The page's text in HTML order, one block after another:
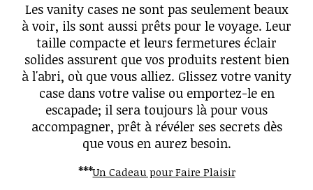
Les vanity cases ne sont pas seulement beaux
à voir, ils sont aussi prêts pour le voyage. Leur
taille compacte et leurs fermetures éclair
solides assurent que vos produits restent bien
à l'abri, où que vous alliez. Glissez votre vanity
case dans votre valise ou emportez-le en
escapade; il sera toujours là pour vous
accompagner, prêt à révéler ses secrets dès
que vous en aurez besoin.
***Un Cadeau pour Faire Plaisir